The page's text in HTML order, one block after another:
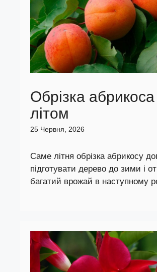
Обрізка абрикоса
літом
25 Червня, 2026
Саме літня обрізка абрикосу
підготувати дерево до зими і
багатий врожай в наступному